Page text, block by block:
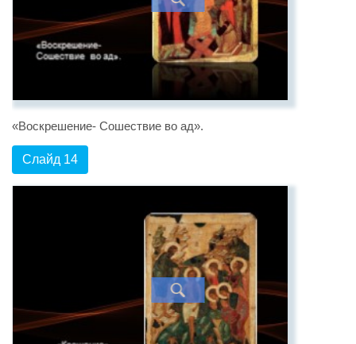
«Воскрешение- Сошествие во ад».
Слайд 14